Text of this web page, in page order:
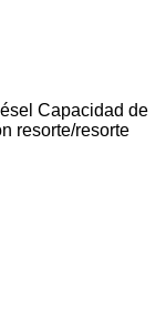
Capacidad de
resorte/resorte